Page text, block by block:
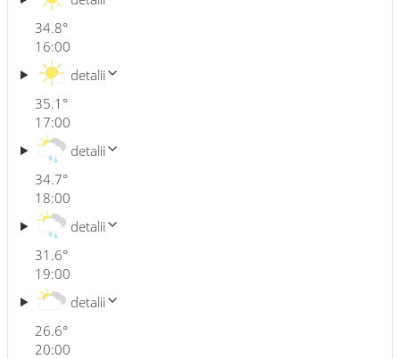
34.8°
16:00
35.1 °
detalii
17:00
34.7°
detalii
18:00
31.6°
detalii
19:00
26.6°
detalii
20:00